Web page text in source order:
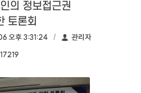
의 정보접근권
토론회
오후 3:31:24 작성자:
관리자
조회수:
17219